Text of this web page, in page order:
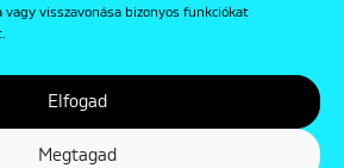
vagy visszavonása bizonyos funkciókat
Elfogad
Megtagad